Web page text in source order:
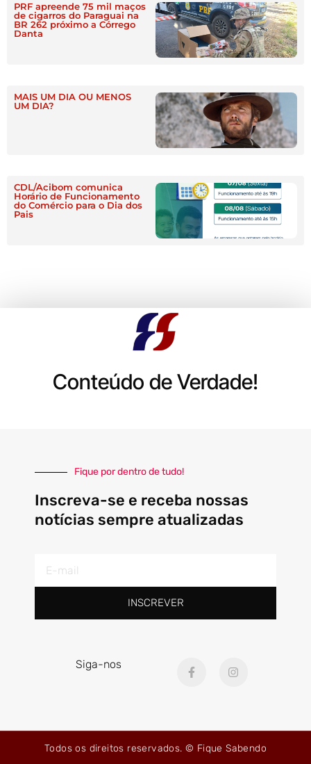
PRF apreende 75 mil maços
de cigarros do Paraguai na
BR 262 próximo a Córrego
Danta
MAIS UM DIA OU MENOS
UM DIA?
CDL/Acibom comunica
Horário de Funcionamento
do Comércio para o Dia dos
Pais
Conteúdo de Verdade!
Fique por dentro de tudo!
Inscreva-se e receba nossas
notícias sempre atualizadas
mail
INSCREVER
Siga-nos
a
o
-
n
r
m
Todos os direitos reservados. © Fique Sabendo